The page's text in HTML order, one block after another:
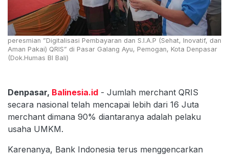
peresmian ”Digitalisasi Pembayaran dan S.I.A.P (Sehat, Inovatif, dan
Aman Pakai) QRIS” di Pasar Galang Ayu, Pemogan, Kota Denpasar
(Dok.Humas BI Bali)
Denpasar, Balinesia.id - Jumlah merchant QRIS
secara nasional telah mencapai lebih dari 16 Juta
merchant dimana 90% diantaranya adalah pelaku
usaha UMKM.
Karenanya, Bank Indonesia terus menggencarkan